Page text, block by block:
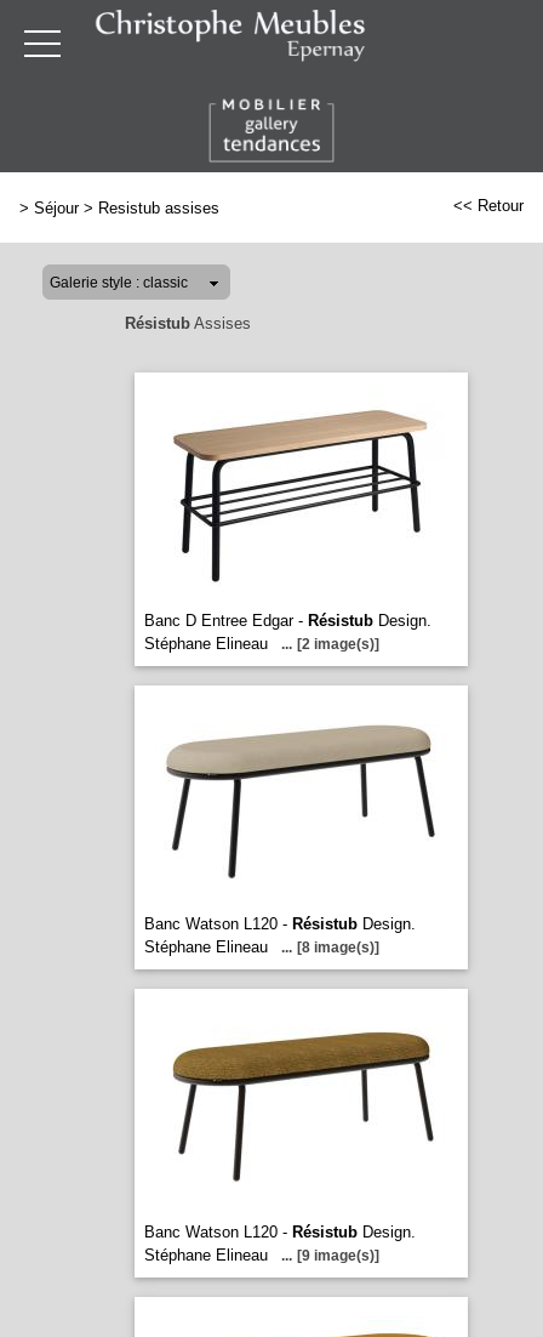
> Séjour> Resistub assises << Retour
RésistubAssises
Banc D Entree Edgar - RésistubDesign.
Stéphane Elineau
... [2 image(s)]
Banc Watson L120 - RésistubDesign.
Stéphane Elineau
... [8 image(s)]
Banc Watson L120 - RésistubDesign.
Stéphane Elineau
... [9 image(s)]